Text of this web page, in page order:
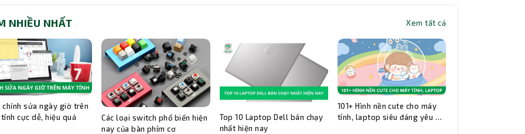
NHIỀU NHẤT Xem tất cả
chỉnh sửa ngày giờ trên
cực dễ, hiệu quả
Các loại switch phổ biến hiện
nay của bàn phím cơ
Top 10 Laptop Dell bán chạy
nhất hiện nay
101+ Hình nền cute cho máy
tính, laptop siêu đáng yêu và